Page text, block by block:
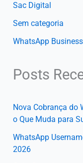
Sac Digital
Sem categoria
WhatsApp Business
Posts
Nova Cobrança do
o Que Muda para
WhatsApp
2026